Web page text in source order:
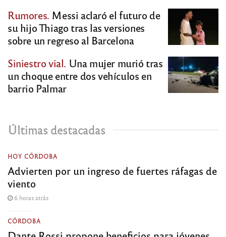
Rumores. Messi aclaró el futuro de
su hijo Thiago tras las versiones
sobre un regreso al Barcelona
Siniestro vial. Una mujer murió tras
un choque entre dos vehículos en
barrio Palmar
Últimas destacadas
HOY CÓRDOBA
Advierten por un ingreso de fuertes ráfagas de
viento
6 horas atrás
CÓRDOBA